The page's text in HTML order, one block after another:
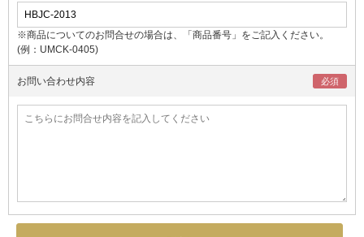
※商品についてのお問合せの場合は、「商品番号」をご記入ください。
(例：UMCK-0405)
お問い合わせ内容